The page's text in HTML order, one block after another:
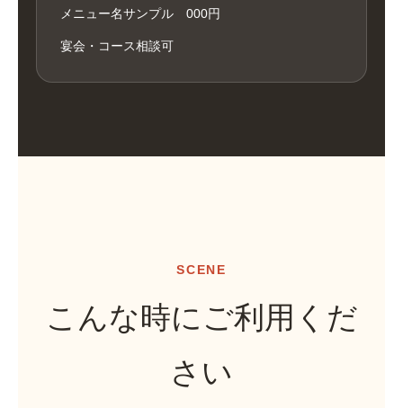
メニュー名サンプル 000円
宴会・コース相談可
SCENE
こんな時にご利用くだ
さい